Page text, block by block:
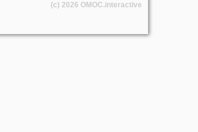
(c) 2026 OMOC.interactive